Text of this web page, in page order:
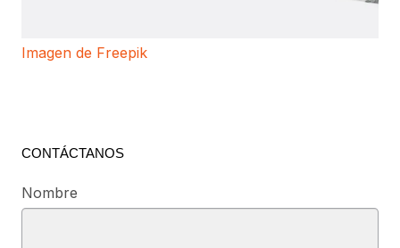
Imagen de Freepik
CONTÁCTANOS
Nombre